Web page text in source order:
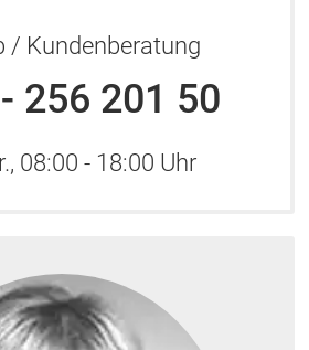
/ Kundenberatung
256 201 50
08:00 - 18:00 Uhr